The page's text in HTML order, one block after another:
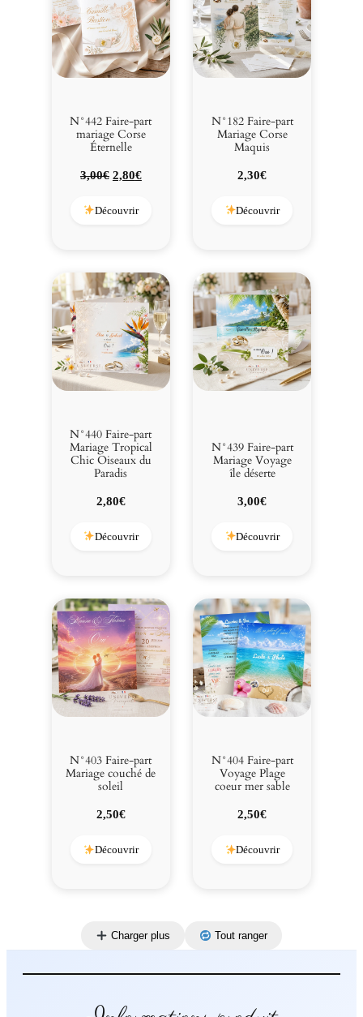
N°442 Faire-part
mariage Corse
Éternelle
3,00€ Le
initial
2,80€Le
Découvrir
N°182 Faire-part
Mariage Corse
Maquis
2,30€
Découvrir
N°440 Faire-part
Mariage Tropical
Chic Oiseaux du
Paradis
2,80€
Découvrir
N°439 Faire-part
Mariage Voyage
île déserte
3,00€
Découvrir
N°403 Faire-part
Mariage couché de
soleil
2,50€
Découvrir
N°404 Faire-part
Voyage Plage
coeur mer sable
2,50€
Découvrir
Charger plus Tout ranger